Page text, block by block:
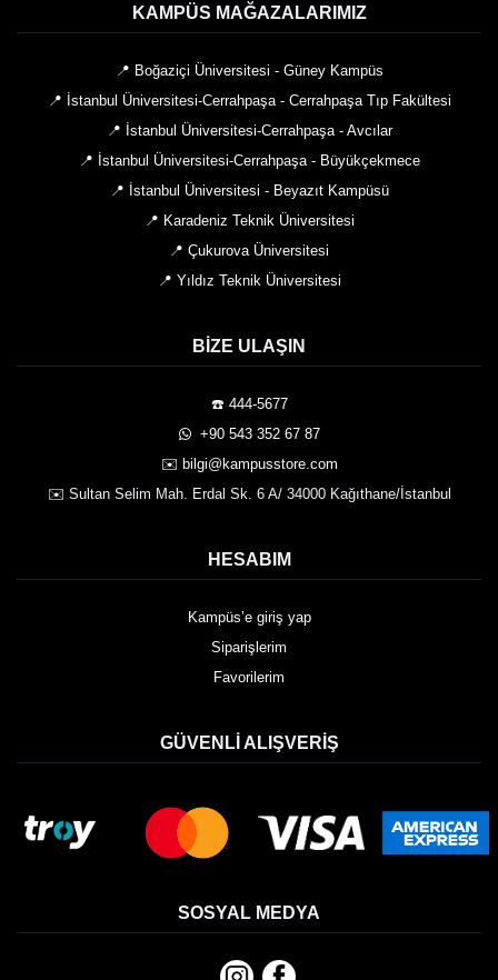
KAMPÜS MAĞAZALARIMIZ
📍 Boğaziçi Üniversitesi - Güney Kampüs
📍 İstanbul Üniversitesi-Cerrahpaşa - Cerrahpaşa Tıp Fakültesi
📍 İstanbul Üniversitesi-Cerrahpaşa - Avcılar
📍 İstanbul Üniversitesi-Cerrahpaşa - Büyükçekmece
📍 İstanbul Üniversitesi - Beyazıt Kampüsü
📍 Karadeniz Teknik Üniversitesi
📍 Çukurova Üniversitesi
📍 Yıldız Teknik Üniversitesi
BIZE ULAŞIN
☎️ 444-5677
️ +90 543 352 67 87
✉️ bilgi@kampusstore.com
✉️ Sultan Selim Mah. Erdal Sk. 6 A/ 34000 Kağıthane/İstanbul
HESABIM
Kampüs’e giriş yap
Siparişlerim
Favorilerim
GÜVENLI ALIŞVERIŞ
SOSYAL MEDYA